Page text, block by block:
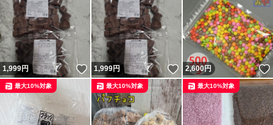
1,999円 いいね！
1,999円 いいね！
2,600円
最大10%対象 最大10%対象 最大10%対象